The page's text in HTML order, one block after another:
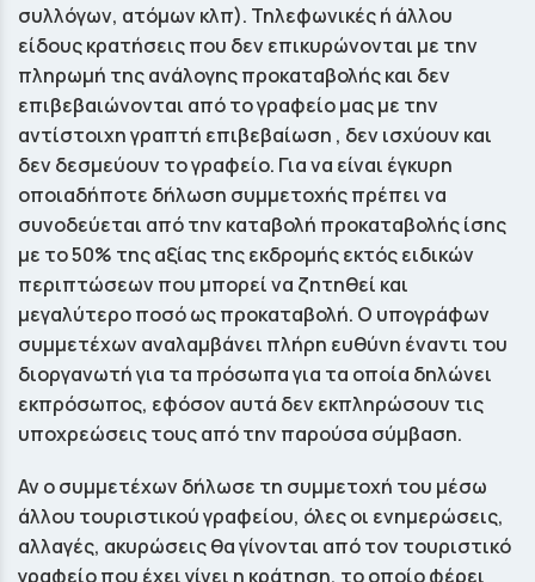
συλλόγων, ατόμων κλπ). Τηλεφωνικές ή άλλου
είδους κρατήσεις που δεν επικυρώνονται με την
πληρωμή της ανάλογης προκαταβολής και δεν
επιβεβαιώνονται από το γραφείο μας με την
αντίστοιχη γραπτή επιβεβαίωση , δεν ισχύουν και
δεν δεσμεύουν το γραφείο. Για να είναι έγκυρη
οποιαδήποτε δήλωση συμμετοχής πρέπει να
συνοδεύεται από την καταβολή προκαταβολής ίσης
με το 50% της αξίας της εκδρομής εκτός ειδικών
περιπτώσεων που μπορεί να ζητηθεί και
μεγαλύτερο ποσό ως προκαταβολή. Ο υπογράφων
συμμετέχων αναλαμβάνει πλήρη ευθύνη έναντι του
διοργανωτή για τα πρόσωπα για τα οποία δηλώνει
εκπρόσωπος, εφόσον αυτά δεν εκπληρώσουν τις
υποχρεώσεις τους από την παρούσα σύμβαση.
Αν ο συμμετέχων δήλωσε τη συμμετοχή του μέσω
άλλου τουριστικού γραφείου, όλες οι ενημερώσεις,
αλλαγές, ακυρώσεις θα γίνονται από τον τουριστικό
γραφείο που έχει γίνει η κράτηση, το οποίο φέρει